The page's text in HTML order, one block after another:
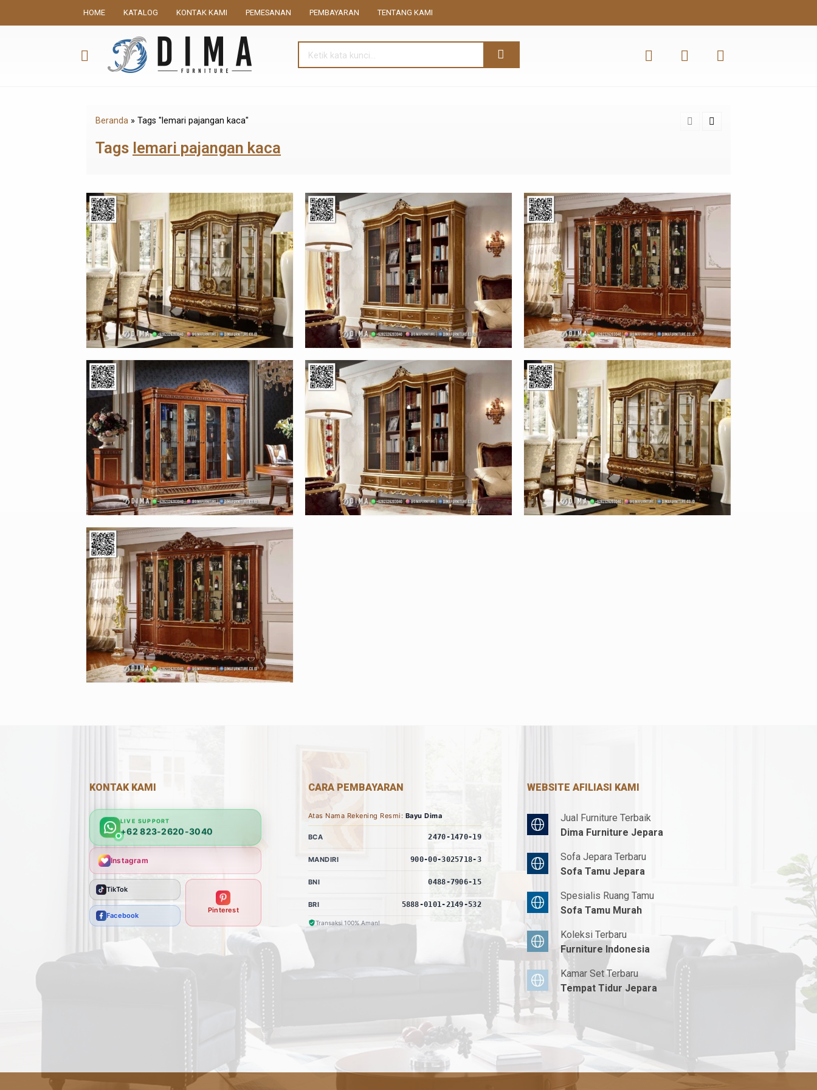
HOME KATALOG KONTAK KAMI PEMESANAN PEMBAYARAN TENTANG KAMI
Beranda » Tags "lemari pajangan kaca"
Tags lemari pajangan kaca
KONTAK KAMI
LIVE SUPPORT
+62 823-2620-3040
Instagram
TikTok
Facebook
Pinterest
CARA PEMBAYARAN
Atas Nama Rekening Resmi: Bayu Dima
BCA 2470-1470-19
MANDIRI 900-00-3025718-3
BNI 0488-7906-15
BRI 5888-0101-2149-532
Transaksi 100% Aman!
WEBSITE AFILIASI KAMI
Jual Furniture Terbaik
Dima Furniture Jepara
Sofa Jepara Terbaru
Sofa Tamu Jepara
Spesialis Ruang Tamu
Sofa Tamu Murah
Koleksi Terbaru
Furniture Indonesia
Kamar Set Terbaru
Tempat Tidur Jepara